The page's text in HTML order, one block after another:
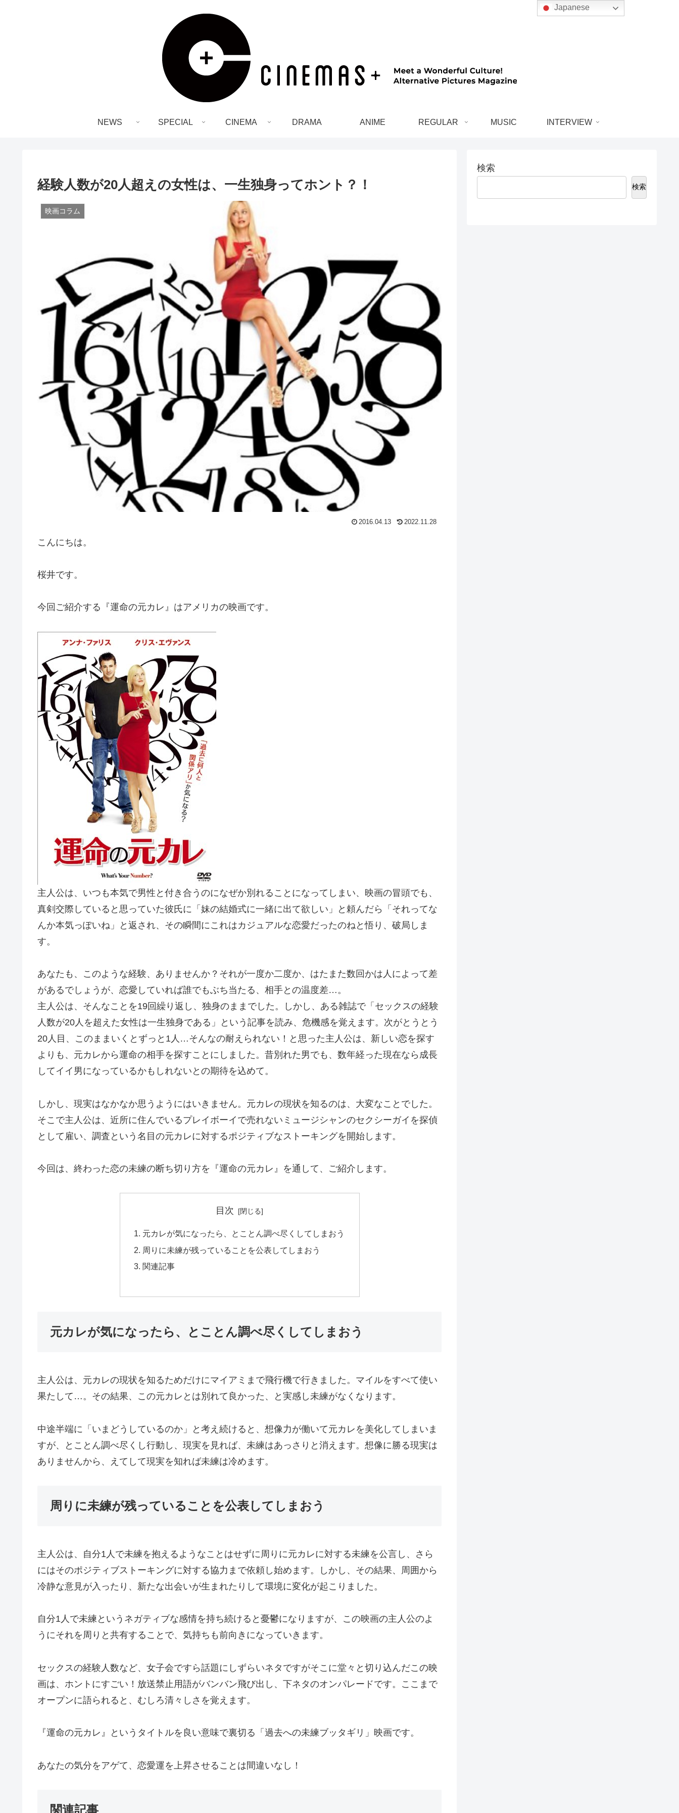
NEWS SPECIAL CINEMA DRAMA ANIME REGULAR MUSIC INTERVIEW
経験人数が20人超えの女性は、一生独身ってホント？！
映画コラム
2016.04.13 2022.11.28
こんにちは。
桜井です。
今回ご紹介する『運命の元カレ』はアメリカの映画です。
主人公は、いつも本気で男性と付き合うのになぜか別れることになってしまい、映画の冒頭でも、
真剣交際していると思っていた彼氏に「妹の結婚式に一緒に出て欲しい」と頼んだら「それってな
んか本気っぽいね」と返され、その瞬間にこれはカジュアルな恋愛だったのねと悟り、破局しま
す。
あなたも、このような経験、ありませんか？それが一度か二度か、はたまた数回かは人によって差
があるでしょうが、恋愛していれば誰でもぶち当たる、相手との温度差…。
主人公は、そんなことを19回繰り返し、独身のままでした。しかし、ある雑誌で「セックスの経験
人数が20人を超えた女性は一生独身である」という記事を読み、危機感を覚えます。次がとうとう
20人目、このままいくとずっと1人…そんなの耐えられない！と思った主人公は、新しい恋を探す
よりも、元カレから運命の相手を探すことにしました。昔別れた男でも、数年経った現在なら成長
してイイ男になっているかもしれないとの期待を込めて。
しかし、現実はなかなか思うようにはいきません。元カレの現状を知るのは、大変なことでした。
そこで主人公は、近所に住んでいるプレイボーイで売れないミュージシャンのセクシーガイを探偵
として雇い、調査という名目の元カレに対するポジティブなストーキングを開始します。
今回は、終わった恋の未練の断ち切り方を『運命の元カレ』を通して、ご紹介します。
目次
元カレが気になったら、とことん調べ尽くしてしまおう
周りに未練が残っていることを公表してしまおう
関連記事
元カレが気になったら、とことん調べ尽くしてしまおう
主人公は、元カレの現状を知るためだけにマイアミまで飛行機で行きました。マイルをすべて使い
果たして…。その結果、この元カレとは別れて良かった、と実感し未練がなくなります。
中途半端に「いまどうしているのか」と考え続けると、想像力が働いて元カレを美化してしまいま
すが、とことん調べ尽くし行動し、現実を見れば、未練はあっさりと消えます。想像に勝る現実は
ありませんから、えてして現実を知れば未練は冷めます。
周りに未練が残っていることを公表してしまおう
主人公は、自分1人で未練を抱えるようなことはせずに周りに元カレに対する未練を公言し、さら
にはそのポジティブストーキングに対する協力まで依頼し始めます。しかし、その結果、周囲から
冷静な意見が入ったり、新たな出会いが生まれたりして環境に変化が起こりました。
自分1人で未練というネガティブな感情を持ち続けると憂鬱になりますが、この映画の主人公のよ
うにそれを周りと共有することで、気持ちも前向きになっていきます。
セックスの経験人数など、女子会ですら話題にしずらいネタですがそこに堂々と切り込んだこの映
画は、ホントにすごい！放送禁止用語がバンバン飛び出し、下ネタのオンパレードです。ここまで
オープンに語られると、むしろ清々しさを覚えます。
『運命の元カレ』というタイトルを良い意味で裏切る「過去への未練ブッタギリ」映画です。
あなたの気分をアゲて、恋愛運を上昇させることは間違いなし！
関連記事
検索
検索
Japanese